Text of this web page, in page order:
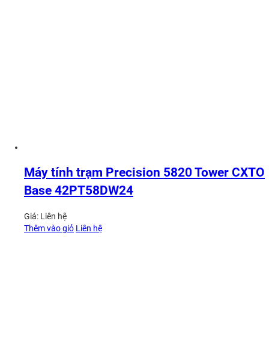
Máy tính trạm Precision 5820 Tower CXTO
Base 42PT58DW24
Giá: Liên hệ
Thêm vào giỏ Liên hệ